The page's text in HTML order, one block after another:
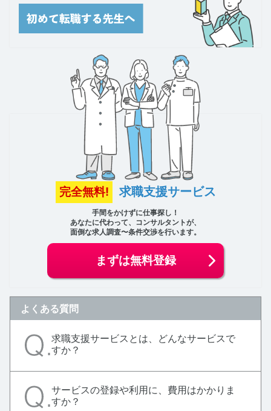
完全無料! 求職支援サービス
手間をかけずに仕事探し！
あなたに代わって、コンサルタントが、
面倒な求人調査〜条件交渉を行います。
まずは無料登録
よくある質問
求職支援サービスとは、どんなサービスで
すか？
サービスの登録や利用に、費用はかかりま
すか？